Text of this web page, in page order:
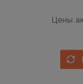
Цены